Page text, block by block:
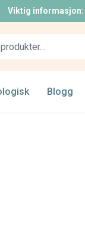
Viktig informasjon:
Blogg